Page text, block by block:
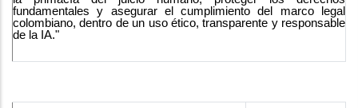
fundamentales y asegurar el cumplimiento del marco legal
colombiano, dentro de un uso ético, transparente y responsable
de la IA."